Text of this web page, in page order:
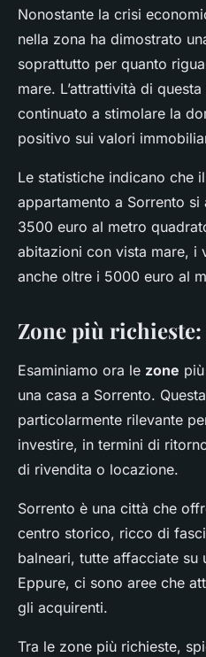
Nonostante la crisi
nella zona ha dimostrato
soprattutto per quanto
mare. L’attrattività di
continuato a stimolare la
positivo sui valori
Le statistiche indicano che
appartamento a Sorrento
3500 euro al metro
abitazioni con vista mare, i
anche oltre i 5000 euro al
Zone più
Esaminiamo ora le zone
una casa a Sorrento.
particolarmente rilevante
investire, in termini di
di rivendita o locazione.
Sorrento è una città che
centro storico, ricco di
balneari, tutte affacciate su
Eppure, ci sono aree che
gli acquirenti.
Tra le zone più richieste,